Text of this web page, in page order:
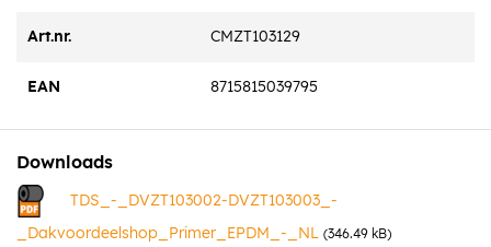
membranen en andere verontreinigingen zijn, die kunnen
Reinig indien nodig het oppervlak met een goedgekeurd EPDM
Beperkingen
Niet gebruiken als membraanreiniger.
Talk, stof, olie, ijs, sneeuw of natte omstandigheden
Art.nr. CMZT103129
EAN 8715815039795
Downloads
TDS_-_DVZT103002-DVZT103003_-
_Dakvoordeelshop_Primer_EPDM_-_NL (346.49 kB)